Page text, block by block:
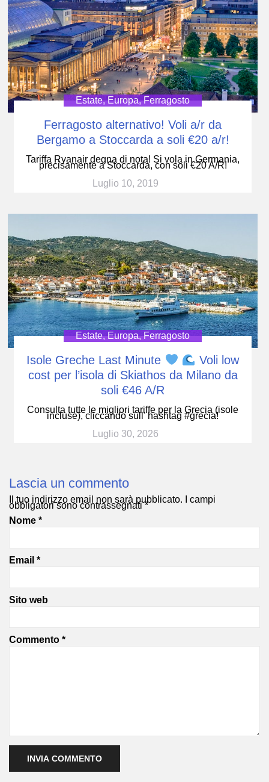
Estate,Europa,Ferragosto
Ferragosto alternativo! Voli a/r da
Bergamo a Stoccarda a soli €20 a/r!
Tariffa Ryanair degna di nota! Si vola in Germania,
precisamente a Stoccarda, con soli €20 A/R!
Luglio 10, 2019
Estate,Europa,Ferragosto
Isole Greche Last Minute
Voli low
cost per l’isola di Skiathos da Milano da
soli €46 A/R
Consulta tutte le migliori tariffe per la Grecia (isole
incluse), cliccando sull’ hashtag #grecia!
Luglio 30, 2026
Lascia un commento
Il tuo indirizzo email non sarà pubblicato. I campi
obbligatori sono contrassegnati*
Nome *
Email *
Sito web
Commento *